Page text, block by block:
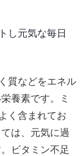
し元気な毎日
質などをエネル
養素です。ミ
く含まれてお
は、元気に過
ビタミン不足